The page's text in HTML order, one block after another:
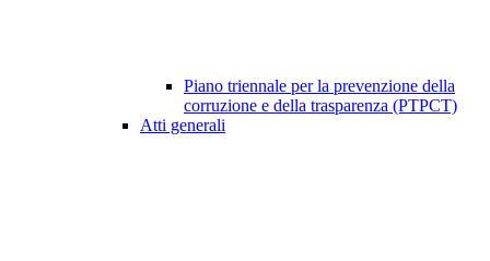
Piano triennale per la prevenzione della
corruzione e della trasparenza (PTPCT)
Atti generali